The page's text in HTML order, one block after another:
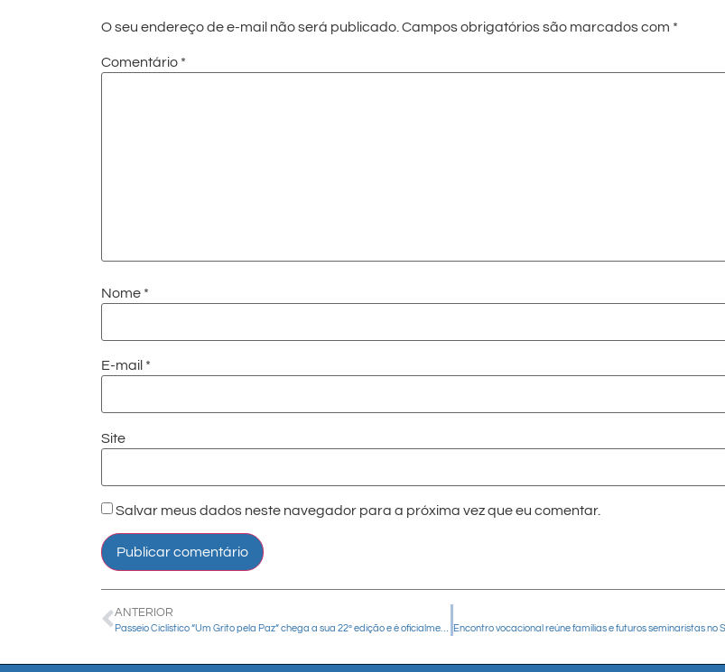
O seu endereço de e-mail não será publicado. Campos obrigatórios são marcados com *
Comentário *
Nome *
E-mail *
Site
Salvar meus dados neste navegador para a próxima vez que eu comentar.
ANTERIOR